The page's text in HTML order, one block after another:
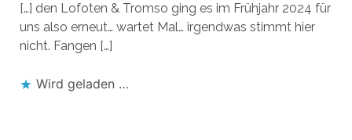
[…] den Lofoten & Tromso ging es im Frühjahr 2024 für
uns also erneut… wartet Mal… irgendwas stimmt hier
nicht. Fangen […]
Wird geladen …